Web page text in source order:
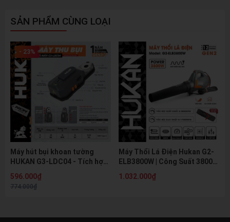
SẢN PHẨM CÙNG LOẠI
- 23%
Máy hút bụi khoan tường
HUKAN G3-LDC04 - Tích hợp
bằng
596.000₫
774.000₫
Máy Thổi Lá Điện Hukan G2-
ELB3800W | Công Suất 3800W
Điện 8M
1.032.000₫